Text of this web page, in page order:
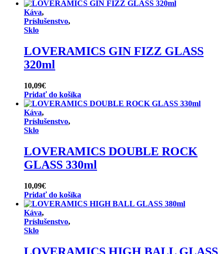
Káva,
Príslušenstvo,
Sklo
LOVERAMICS GIN FIZZ GLASS
320ml
10,09€
Pridať do košíka
Káva,
Príslušenstvo,
Sklo
LOVERAMICS DOUBLE ROCK
GLASS 330ml
10,09€
Pridať do košíka
Káva,
Príslušenstvo,
Sklo